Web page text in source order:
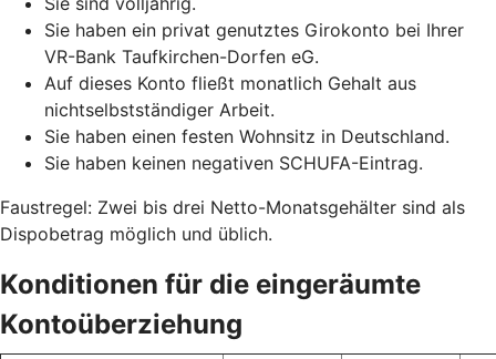
Sie haben ein privat genutztes Girokonto bei Ihrer
VR-Bank Taufkirchen-Dorfen eG.
Auf dieses Konto fließt monatlich Gehalt aus
nichtselbstständiger Arbeit.
Sie haben einen festen Wohnsitz in Deutschland.
Sie haben keinen negativen SCHUFA-Eintrag.
Faustregel: Zwei bis drei Netto-Monatsgehälter sind als
Dispobetrag möglich und üblich.
Konditionen für die eingeräumte
Kontoüberziehung